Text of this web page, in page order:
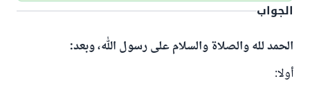
الجواب
الحمد لله والصلاة والسلام على رسول الله، وبعد:
أولا: